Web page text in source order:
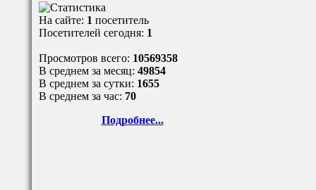
На сайте: 1 посетитель
Посетителей сегодня: 1
Просмотров всего: 10569358
В среднем за месяц: 49854
В среднем за сутки: 1655
В среднем за час: 70
Подробнее...